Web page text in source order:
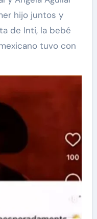
hijo juntos y
de Inti, la bebé
tuvo con